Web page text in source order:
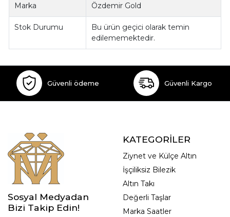
Marka Özdemir Gold
Stok Durumu
Bu ürün geçici olarak temin
edilememektedir.
Güvenli ödeme Güvenli Kargo
Sosyal Medyadan
Bizi Takip Edin!
KATEGORİLER
Ziynet ve Külçe Altın
İşçiliksiz Bilezik
Altın Takı
Değerli Taşlar
Marka Saatler